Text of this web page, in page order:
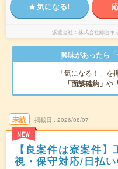
気になる!
派遣会社 株式会社綜合キ
興味があったら
「気になる！」
「面談確約」 や
未読
NEW
掲載日 2026/08/07
【良案件は寮案件
視・保守対応/日払